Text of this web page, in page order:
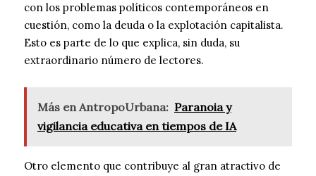
con los problemas políticos contemporáneos en
cuestión, como la deuda o la explotación capitalista.
Esto es parte de lo que explica, sin duda, su
extraordinario número de lectores.
Más en AntropoUrbana: Paranoia y
vigilancia educativa en tiempos de IA
Otro elemento que contribuye al gran atractivo de